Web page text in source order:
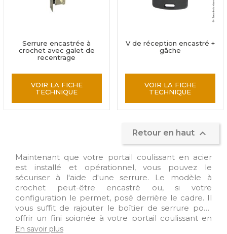
Serrure encastrée à
crochet avec galet de
recentrage
VOIR LA FICHE
TECHNIQUE
V de réception encastré +
gâche
VOIR LA FICHE
TECHNIQUE
Retour en haut 
Maintenant que votre portail coulissant en acier
est installé et opérationnel, vous pouvez le
sécuriser à l'aide d'une serrure. Le modèle à
crochet peut-être encastré ou, si votre
configuration le permet, posé derrière le cadre. Il
vous suffit de rajouter le boîtier de serrure pour
offrir un fini soignée à votre portail coulissant en
acier. Livrée avec 3 clés, le mouvement du pêne
En savoir plus